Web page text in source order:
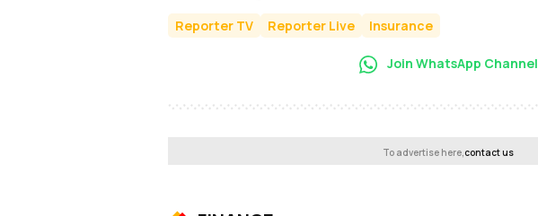
Reporter TV Reporter Live Insurance
Join WhatsApp Channel
To advertise here,contact us